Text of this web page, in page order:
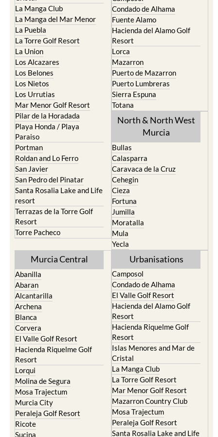
La Manga Club
La Manga del Mar Menor
La Puebla
La Torre Golf Resort
La Union
Los Alcazares
Los Belones
Los Nietos
Los Urrutias
Mar Menor Golf Resort
Pilar de la Horadada
Playa Honda / Playa
Paraiso
Portman
Roldan and Lo Ferro
San Javier
San Pedro del Pinatar
Santa Rosalia Lake and Life
resort
Terrazas de la Torre Golf
Resort
Torre Pacheco
Condado de Alhama
Fuente Alamo
Hacienda del Alamo Golf
Resort
Lorca
Mazarron
Puerto de Mazarron
Puerto Lumbreras
Sierra Espuna
Totana
North & North West
Murcia
Bullas
Calasparra
Caravaca de la Cruz
Cehegin
Cieza
Fortuna
Jumilla
Moratalla
Mula
Yecla
Murcia Central
Abanilla
Abaran
Alcantarilla
Archena
Blanca
Corvera
El Valle Golf Resort
Hacienda Riquelme Golf
Resort
Lorqui
Molina de Segura
Mosa Trajectum
Murcia City
Peraleja Golf Resort
Ricote
Sucina
Urbanisations
Camposol
Condado de Alhama
El Valle Golf Resort
Hacienda del Alamo Golf
Resort
Hacienda Riquelme Golf
Resort
Islas Menores and Mar de
Cristal
La Manga Club
La Torre Golf Resort
Mar Menor Golf Resort
Mazarron Country Club
Mosa Trajectum
Peraleja Golf Resort
Santa Rosalia Lake and Life